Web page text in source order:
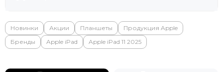
Новинки Акции Планшеты
Продукция Apple
Бренды
Apple iPad Apple iPad 11 2025